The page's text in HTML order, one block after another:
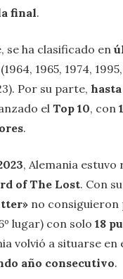
final.
se ha clasificado en
(1964, 1965, 1974,
Por su parte,
el Top 10, con
.
, Alemania
of The Lost. Con
no consiguieron
lugar) con solo 18
volvió a situarse en
año consecutivo.